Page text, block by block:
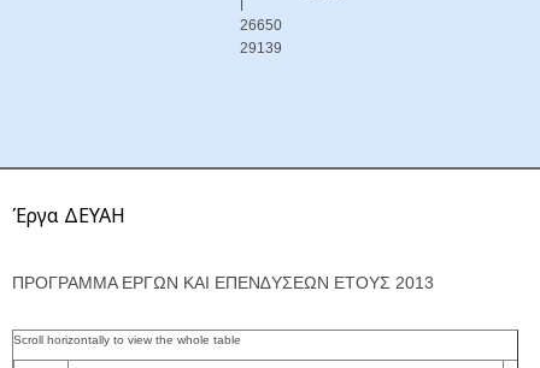
26650
29139
Έργα ΔΕΥΑΗ
ΠΡΟΓΡΑΜΜΑ ΕΡΓΩΝ ΚΑΙ ΕΠΕΝ∆ΥΣΕΩΝ ΕΤΟΥΣ 2013